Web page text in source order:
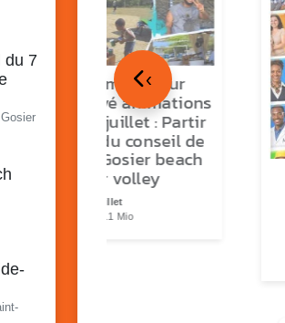
du 7
Retour en images sur
Vakans O Gozyé animations
samedi 18 juillet : Partir
en livre, fête du conseil de
quartier n°3, Gosier beach
summer volley
23 juillet
PDF - 5.1 Mio
‹